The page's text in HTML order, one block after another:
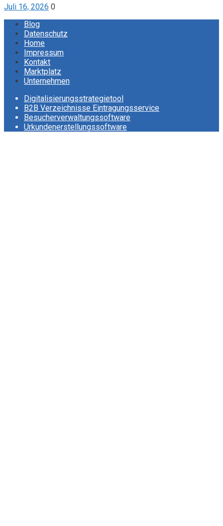
Juli 16, 2026 0
Blog
Datenschutz
Home
Impressum
Kontakt
Marktplatz
Unternehmen
Digitalisierungsstrategietool
B2B Verzeichnisse Eintragungsservice
Besucherverwaltungssoftware
Urkundenerstellungssoftware